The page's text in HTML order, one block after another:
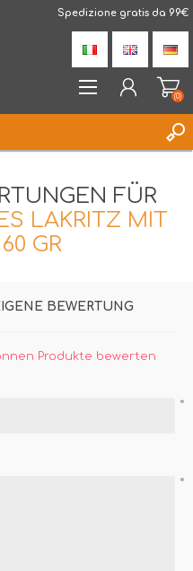
Spedizione gratis da 99€
(0)
FÜR
LAKRITZ MIT
GR
BEWERTUNG
Produkte bewerten
*
*